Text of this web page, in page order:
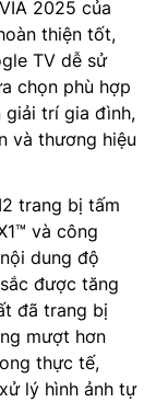
2025 của
thiện tốt,
TV dễ sử
chọn phù hợp
giải trí gia đình,
và thương hiệu
trang bị tấm
và công
dung độ
được tăng
đã trang bị
mượt hơn
thực tế,
lý hình ảnh tự